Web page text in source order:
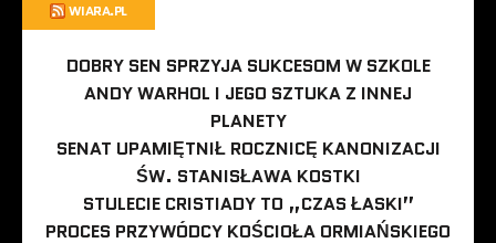
WIARA.PL
DOBRY SEN SPRZYJA SUKCESOM W SZKOLE
ANDY WARHOL I JEGO SZTUKA Z INNEJ
PLANETY
SENAT UPAMIĘTNIŁ ROCZNICĘ KANONIZACJI
ŚW. STANISŁAWA KOSTKI
STULECIE CRISTIADY TO „CZAS ŁASKI”
PROCES PRZYWÓDCY KOŚCIOŁA ORMIAŃSKIEGO